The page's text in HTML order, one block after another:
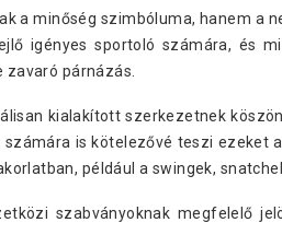
a minőség szimbóluma, hanem a
igényes sportoló számára, és
párnázás.
kialakított szerkezetnek
is kötelezővé teszi ezeket
például a swingek,
szabványoknak megfelelő